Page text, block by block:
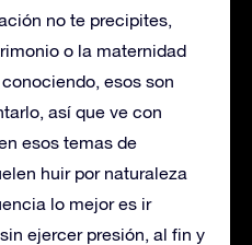
no te precipites,
o la maternidad
esos son
así que ve con
esos temas de
huir por naturaleza
lo mejor es ir
ejercer presión, al fin y